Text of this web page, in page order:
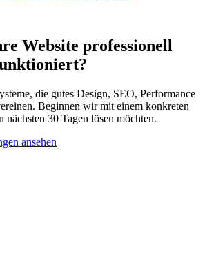
Website professionell
die gutes Design, SEO, Performance
Beginnen wir mit einem konkreten
nächsten 30 Tagen lösen möchten.
ansehen